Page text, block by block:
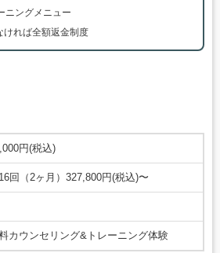
ニングメニュー
ければ全額返金制度
円(税込)
回（2ヶ月）327,800円(税込)〜
カウンセリング&トレーニング体験